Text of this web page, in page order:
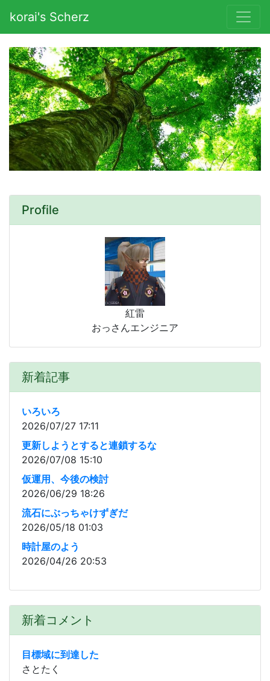
korai's Scherz
Profile
紅雷
おっさんエンジニア
新着記事
いろいろ
2026/07/27 17:11
更新しようとすると連鎖するな
2026/07/08 15:10
仮運用、今後の検討
2026/06/29 18:26
流石にぶっちゃけずぎだ
2026/05/18 01:03
時計屋のよう
2026/04/26 20:53
新着コメント
目標域に到達した
さとたく